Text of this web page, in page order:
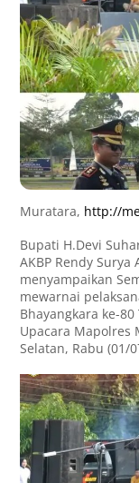
Muratara, http://
Bupati H.Devi
AKBP Rendy
menyampaikan
mewarnai
Bhayangkara ke-
Upacara Mapolres
Selatan, Rabu (01/